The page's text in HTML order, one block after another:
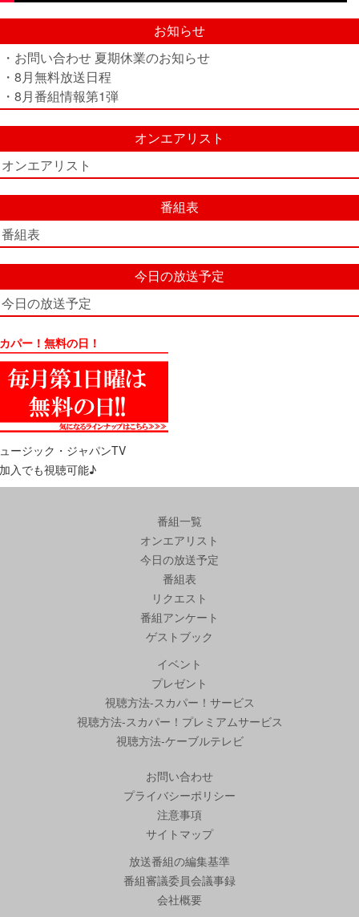
お知らせ
・お問い合わせ 夏期休業のお知らせ
・8月無料放送日程
・8月番組情報第1弾
オンエアリスト
オンエアリスト
番組表
番組表
今日の放送予定
今日の放送予定
パー！無料の日！
ージック・ジャパンTV
入でも視聴可能♪
番組一覧
オンエアリスト
今日の放送予定
番組表
リクエスト
番組アンケート
ゲストブック
イベント
プレゼント
視聴方法-スカパー！サービス
視聴方法-スカパー！プレミアムサービス
視聴方法-ケーブルテレビ
お問い合わせ
プライバシーポリシー
注意事項
サイトマップ
放送番組の編集基準
番組審議委員会議事録
会社概要